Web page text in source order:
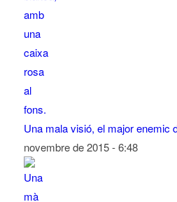
Una mala visió, el major enemic
novembre de 2015 - 6:48